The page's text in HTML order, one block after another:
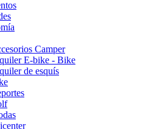
Camper
E-bike - Bike
de esquís